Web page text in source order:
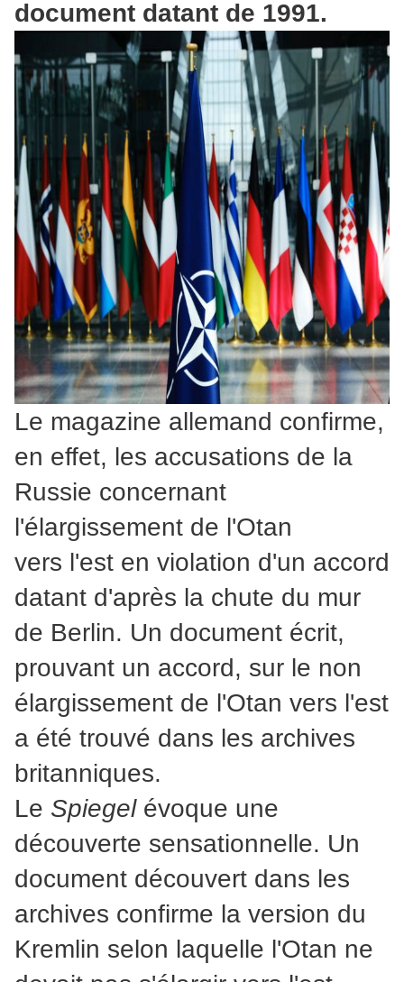
document datant de 1991.
Le magazine allemand confirme,
en effet, les accusations de la
Russie concernant
l'élargissement de l'Otan
vers l'est en violation d'un accord
datant d'après la chute du mur
de Berlin. Un document écrit,
prouvant un accord, sur le non
élargissement de l'Otan vers l'est
a été trouvé dans les archives
britanniques.
Le Spiegelévoque une
découverte sensationnelle. Un
document découvert dans les
archives confirme la version du
Kremlin selon laquelle l'Otan ne